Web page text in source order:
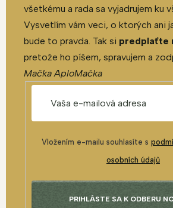
všetkému a rada sa vyjadrujem ku
Vysvetlím vám veci, o ktorých ani
bude to pravda. Tak si predplaťte
pretože ho píšem, spravujem a
Mačka AploMačka
Vložením e-mailu souhlasíte s
osobních údajů
PRIHLÁSTE SA K ODBERU